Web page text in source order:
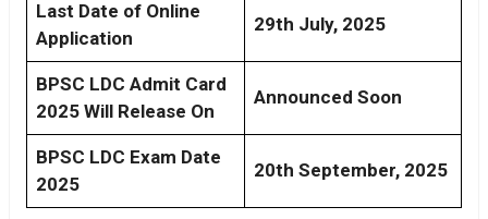
Last Date of Online
Application
29th July, 2025
BPSC LDC Admit Card
2025 Will Release On
Announced Soon
BPSC LDC Exam Date
2025
20th September, 2025